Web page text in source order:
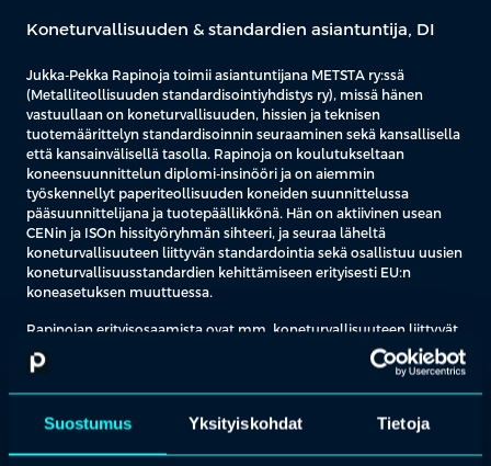
Suostumus Yksityiskohdat Tietoja
Koneturvallisuuden & standardien asiantuntija, DI
Jukka-Pekka Rapinoja toimii asiantuntijana METSTA ry:ssä
(Metalliteollisuuden standardisointiyhdistys ry), missä hänen
vastuullaan on koneturvallisuuden, hissien ja teknisen
tuotemäärittelyn standardisoinnin seuraaminen sekä kansallisella
että kansainvälisellä tasolla. Rapinoja on koulutukseltaan
koneensuunnittelun diplomi-insinööri ja on aiemmin
työskennellyt paperiteollisuuden koneiden suunnittelussa
pääsuunnittelijana ja tuotepäällikkönä. Hän on aktiivinen usean
CENin ja ISOn hissityöryhmän sihteeri, ja seuraa läheltä
koneturvallisuuteen liittyvän standardointia sekä osallistuu uusien
koneturvallisuusstandardien kehittämiseen erityisesti EU:n
koneasetuksen muuttuessa.
Rapinojan erityisosaamista ovat mm. koneturvallisuuteen liittyvät
vaatimukset, standardien uudistamistyö sekä vuosittainen
turvallisen tekniikan seminaari ja muut koulutukset. Hän
osallistuu tiiviisti koneturvallisuuden ammattilaistapahtumiin ja
teollisuudelle.